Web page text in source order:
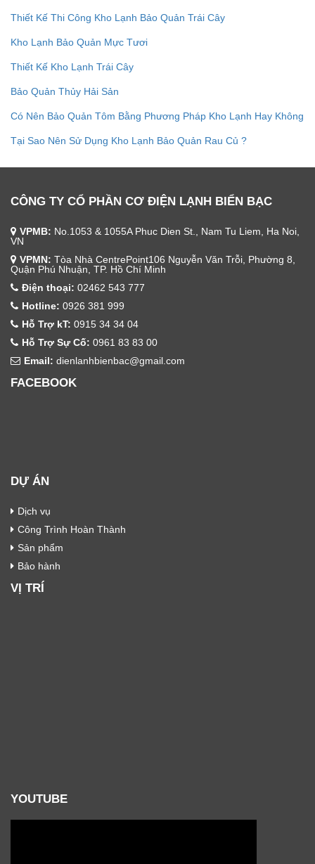
Thiết Kế Thi Công Kho Lạnh Bảo Quản Trái Cây
Kho Lạnh Bảo Quản Mực Tươi
Thiết Kế Kho Lạnh Trái Cây
Bảo Quản Thủy Hải Sản
Có Nên Bảo Quản Tôm Bằng Phương Pháp Kho Lạnh Hay Không
Tại Sao Nên Sử Dụng Kho Lạnh Bảo Quản Rau Củ ?
CÔNG TY CỔ PHẦN CƠ ĐIỆN LẠNH BIỂN BẠC
VPMB: No.1053 & 1055A Phuc Dien St., Nam Tu Liem, Ha Noi,
VN
VPMN: Tòa Nhà CentrePoint106 Nguyễn Văn Trỗi, Phường 8,
Quận Phú Nhuận, TP. Hồ Chí Minh
Điện thoại: 02462 543 777
Hotline: 0926 381 999
Hỗ Trợ kT: 0915 34 34 04
Hỗ Trợ Sự Cố: 0961 83 83 00
Email: dienlanhbienbac@gmail.com
FACEBOOK
DỰ ÁN
Dịch vụ
Công Trình Hoàn Thành
Sản phẩm
Bảo hành
VỊ TRÍ
YOUTUBE